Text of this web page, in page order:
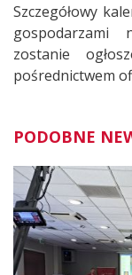
Szczegółowy
gospodarzami
zostanie
pośrednictwem
PODOBNE